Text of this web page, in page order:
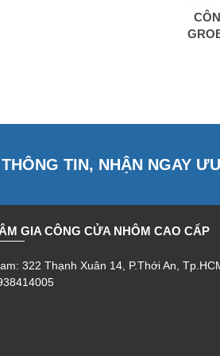
TIN, NHẬN NGAY
GIA CÔNG CỬA NHÔM CAO CẤP
322 Thạnh Xuân 14, P.Thới An,